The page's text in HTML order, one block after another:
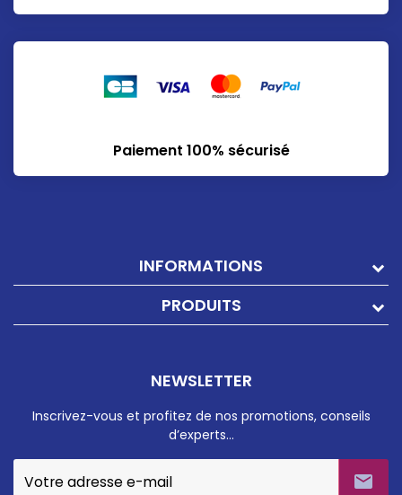
Paiement 100% sécurisé
INFORMATIONS
PRODUITS
NEWSLETTER
Inscrivez-vous et profitez de nos promotions, conseils
d’experts…
